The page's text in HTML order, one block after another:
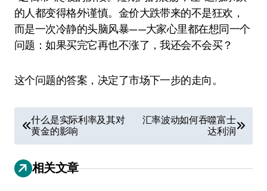
的人都变得格外谨慎。金价大跌带来的不是狂欢，
而是一次冷静的头脑风暴——大家心里都在想同一个
问题：如果买完它再也不涨了，我还会不会买？
这个问题的答案，决定了市场下一步的走向。
章
导
航
什么是实际利率及其对
黄金的影响
汇率波动如何吞噬富士
达利润
相关文章